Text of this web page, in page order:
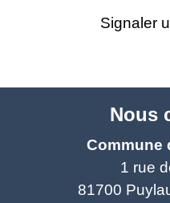
Signaler
Nous
Commune
1 rue
81700